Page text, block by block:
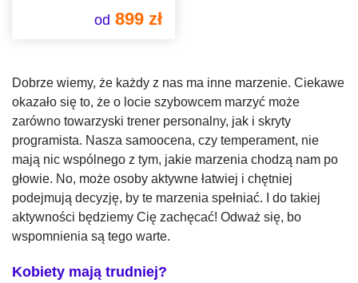
od 899 zł
Dobrze wiemy, że każdy z nas ma inne marzenie. Ciekawe
okazało się to, że o locie szybowcem marzyć może
zarówno towarzyski trener personalny, jak i skryty
programista. Nasza samoocena, czy temperament, nie
mają nic wspólnego z tym, jakie marzenia chodzą nam po
głowie. No, może osoby aktywne łatwiej i chętniej
podejmują decyzję, by te marzenia spełniać. I do takiej
aktywności będziemy Cię zachęcać! Odważ się, bo
wspomnienia są tego warte.
Kobiety mają trudniej?